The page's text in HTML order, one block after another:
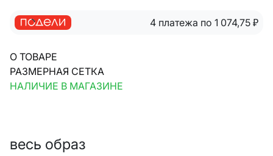
4 платежа по 1 074,75 ₽
О ТОВАРЕ
РАЗМЕРНАЯ СЕТКА
НАЛИЧИЕ В МАГАЗИНЕ
весь образ